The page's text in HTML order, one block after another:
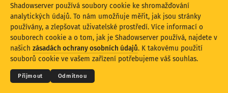
evropským fondem Nástroj pro propojení Evropy.
© 2026THE SHADOWSERVER FOUNDATION
Ochrana osobních údajů a podmínky
Kontaktujte nás
Kredity
Shadowserver používá soubory cookie ke shromažďování
analytických údajů. To nám umožňuje měřit, jak jsou stránky
používány, a zlepšovat uživatelské prostředí. Více informací o
souborech cookie a o tom, jak je Shadowserver používá, najdete v
našich zásadách ochrany osobních údajů. K takovému použití
souborů cookie ve vašem zařízení potřebujeme váš souhlas.
Přijmout Odmítnou